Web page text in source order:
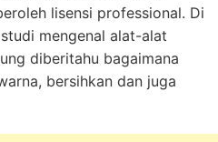
lisensi professional. Di
mengenal alat-alat
diberitahu bagaimana
bersihkan dan juga